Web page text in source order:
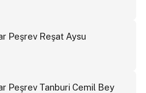
Peşrev Reşat Aysu
Peşrev Tanburi Cemil Bey